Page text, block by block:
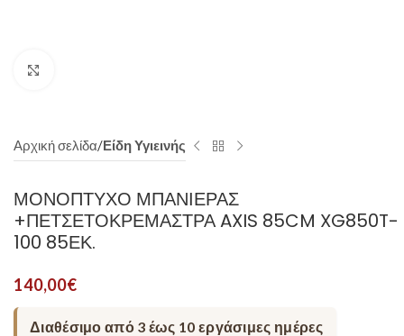
Αρχική σελίδα Είδη Υγιεινής
ΜΟΝΟΠΤΥΧΟ ΜΠΑΝΙΕΡΑΣ
+ΠΕΤΣΕΤΟΚΡΕΜΑΣΤΡΑ AXIS 85CM XG850T-
100 85ΕΚ.
140,00€
Διαθέσιμο από 3 έως 10 εργάσιμες ημέρες